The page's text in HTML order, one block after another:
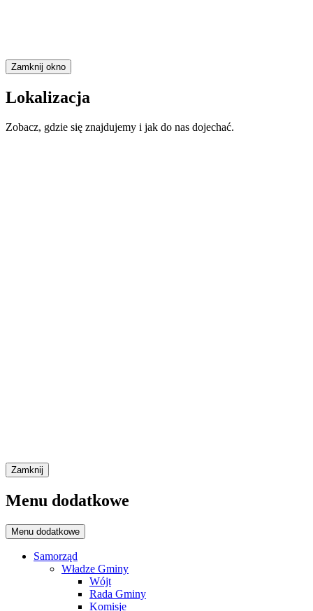
Zamknij okno
Lokalizacja
Zobacz, gdzie się znajdujemy i jak do nas dojechać.
Zamknij
Menu dodatkowe
Menu dodatkowe
Samorząd
Władze Gminy
Wójt
Rada Gminy
Komisje